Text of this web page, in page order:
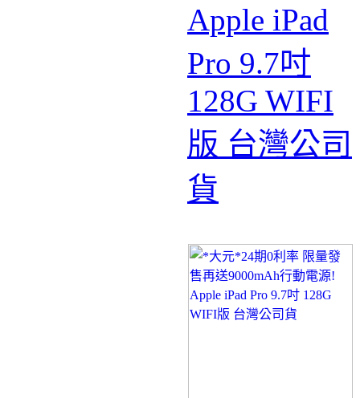
Apple iPad
Pro 9.7吋
128G WIFI
版 台灣公司
貨